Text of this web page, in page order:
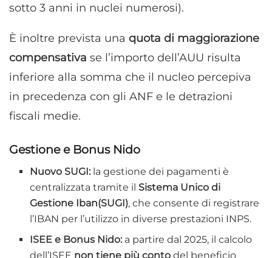
sotto 3 anni in nuclei numerosi).
È inoltre prevista una quota di maggiorazione
compensativa se l’importo dell’AUU risulta
inferiore alla somma che il nucleo percepiva
in precedenza con gli ANF e le detrazioni
fiscali medie.
Gestione e Bonus Nido
Nuovo SUGI: la gestione dei pagamenti è
centralizzata tramite ilSistema Unico di
Gestione Iban(SUGI), che consente di registrare
l’IBAN per l’utilizzo in diverse prestazioni INPS.
ISEE e Bonus Nido: a partire dal 2025, il calcolo
dell’ISEE non tiene più conto del beneficio